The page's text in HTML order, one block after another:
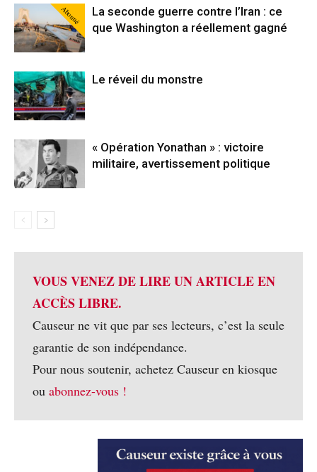
Abonné
La seconde guerre contre l’Iran : ce
que Washington a réellement gagné
Le réveil du monstre
« Opération Yonathan » : victoire
militaire, avertissement politique
VOUS VENEZ DE LIRE UN ARTICLE EN
ACCÈS LIBRE.
Causeur ne vit que par ses lecteurs, c’est la seule
garantie de son indépendance.
Pour nous soutenir, achetez Causeur en kiosque
ou abonnez-vous !